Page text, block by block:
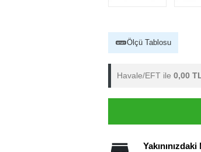
Ölçü Tablosu
Havale/EFT ile 0,00